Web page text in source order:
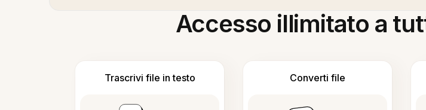
Accesso illimitato a
Trascrivi file in testo Converti file